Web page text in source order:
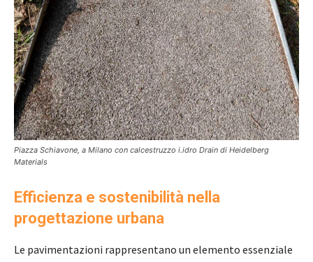
Piazza Schiavone, a Milano con calcestruzzo i.idro Drain di Heidelberg
Materials
Efficienza e sostenibilità nella
progettazione urbana
Le pavimentazioni rappresentano un elemento essenziale